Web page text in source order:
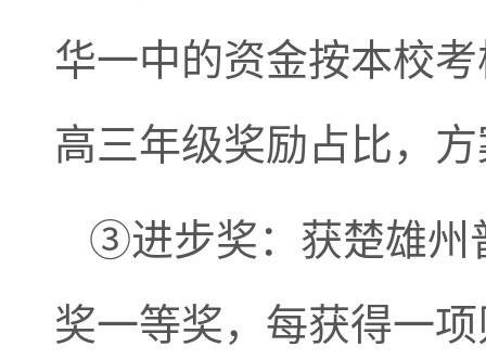
华一中的资金按本校
高三年级奖励占比，
③进步奖：获楚雄州
奖一等奖，每获得一